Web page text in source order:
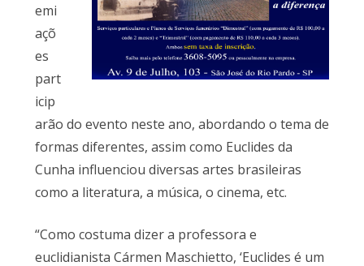
emi
açõ
es
part
icip
arão do evento neste ano, abordando o tema de
formas diferentes, assim como Euclides da
Cunha influenciou diversas artes brasileiras
como a literatura, a música, o cinema, etc.
“Como costuma dizer a professora e
euclidianista Cármen Maschietto, ‘Euclides é um